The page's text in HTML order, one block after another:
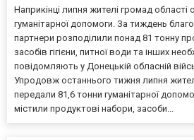
Наприкінці липня жителі громад
гуманітарної допомоги. За тиждень
партнери розподілили понад 81 тонну
засобів гігієни, питної води та інших
повідомляють у Донецькій обласній
Упродовж останнього тижня липня
передали 81,6 тонни гуманітарної
містили продуктові набори, засоби...